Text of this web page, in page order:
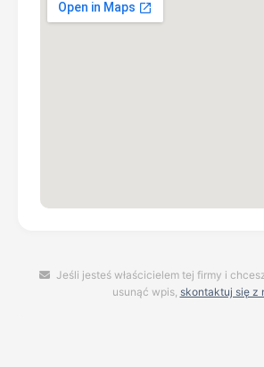
Jeśli jesteś właścicielem tej firmy i
usunąć wpis, skontaktuj się z